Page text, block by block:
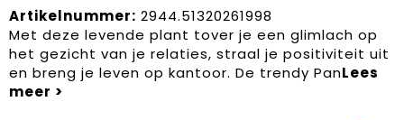
Kleding en textiel
Tassen
Dag van de Zorg
Kerstartikelen
Artikelnummer: 2944.51320261998
Met deze levende plant tover je een glimlach op
het gezicht van je relaties, straal je positiviteit uit
en breng je leven op kantoor. De trendy Pan